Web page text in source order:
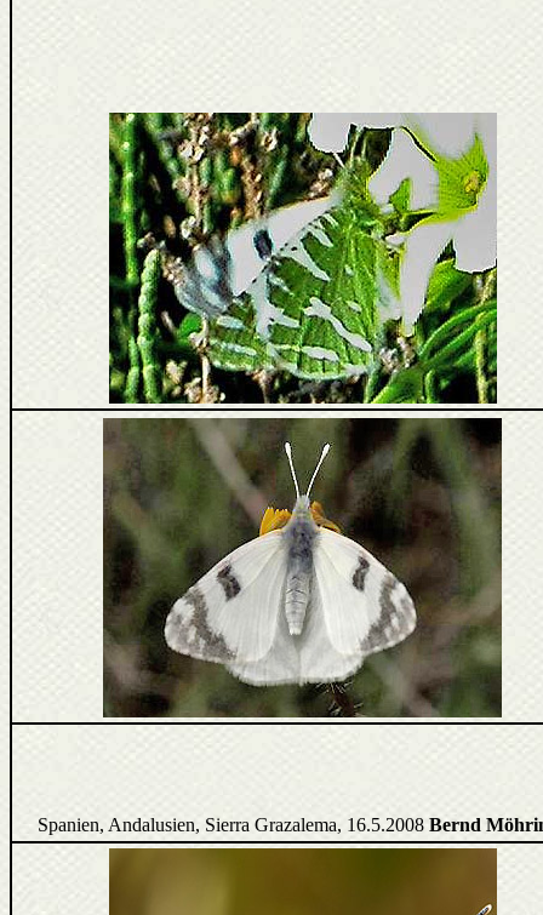
Spanien, Andalusien, Sierra Grazalema, 16.5.2008 Bernd